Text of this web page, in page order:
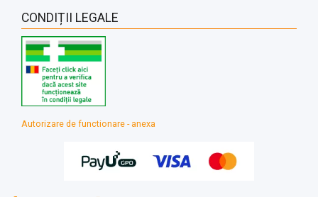
CONDIȚII LEGALE
Autorizare de functionare - anexa